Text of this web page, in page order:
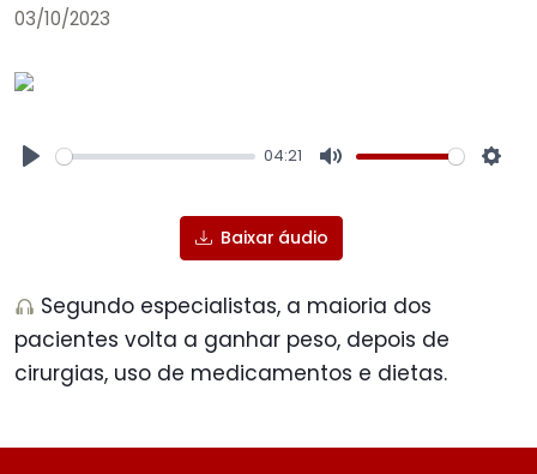
03/10/2023
04:21
Baixar áudio
Segundo especialistas, a maioria dos
pacientes volta a ganhar peso, depois de
cirurgias, uso de medicamentos e dietas.